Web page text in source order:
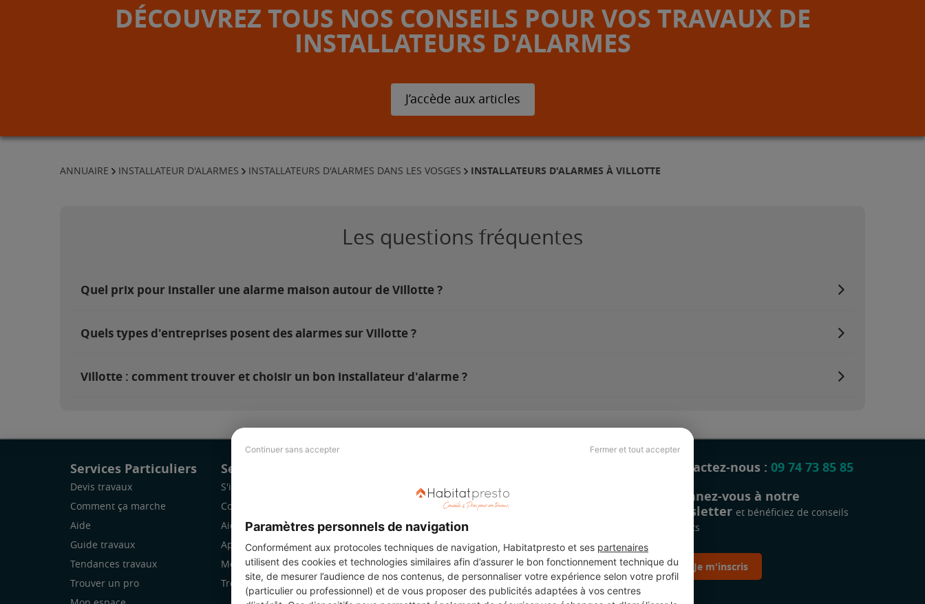
Continuer sans accepter Fermer et tout accepter
Paramètres personnels de navigation
Conformément aux protocoles techniques de navigation, Habitatpresto et ses partenaires
utilisent des cookies et technologies similaires afin d’assurer le bon fonctionnement technique du
site, de mesurer l’audience de nos contenus, de personnaliser votre expérience selon votre profil
(particulier ou professionnel) et de vous proposer des publicités adaptées à vos centres
DÉCOUVREZ TOUS NOS CONSEILS POUR VOS TRAVAUX DE
INSTALLATEURS D'ALARMES
J’accède aux articles
ANNUAIRE INSTALLATEUR D'ALARMES INSTALLATEURS D'ALARMES DANS LES VOSGES INSTALLATEURS D'ALARMES À VILLOTTE
Les questions fréquentes
Quel prix pour installer une alarme maison autour de Villotte ?
Quels types d'entreprises posent des alarmes sur Villotte ?
Villotte : comment trouver et choisir un bon installateur d'alarme ?
Services Particuliers
Devis travaux
Comment ça marche
Aide
Guide travaux
Tendances travaux
Trouver un pro
Services Pro
S'inscrire
Comment ça marche
Aide
Application Mobile
Mon espace
Trouver des chantiers
Revue de presse
Légal
Charte cookies
Contactez-nous : 09 74 73 85 85
Abonnez-vous à notre
newsletter et bénéficiez de conseils
gratuits
Je m'inscris